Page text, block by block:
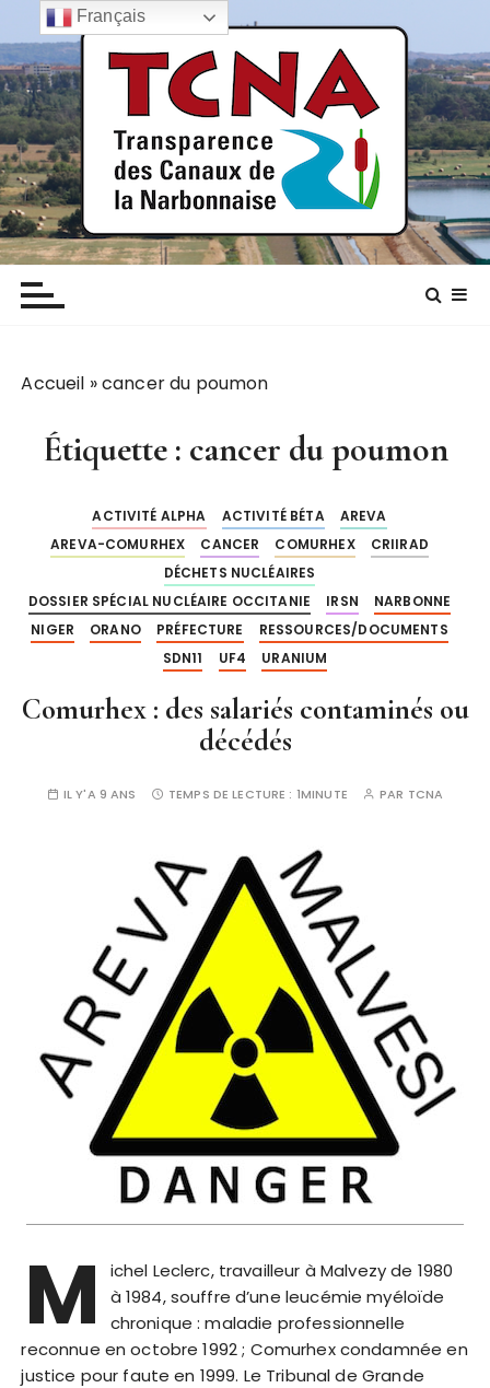
a
s
s
e
r
a
u
c
o TCNA NARBONNE
Transparence des canaux de la narbonnaise
Accueil »cancer du poumon
Étiquette : cancer du poumon
ACTIVITÉ ALPHA ACTIVITÉ BÉTA
AREVA
AREVA-COMURHEX
CANCER COMURHEX
CRIIRAD
DÉCHETS NUCLÉAIRES
DOSSIER SPÉCIAL NUCLÉAIRE OCCITANIE
IRSN
NARBONNE
NIGER
ORANO PRÉFECTURE
RESSOURCES/DOCUMENTS
SDN11
UF4 URANIUM
Comurhex : des salariés contaminés ou
décédés
IL Y'A 9 ANS TEMPS DE LECTURE : 1MINUTE PAR TCNA
M
ichel Leclerc, travailleur à Malvezy de 1980
à 1984, souffre d’une leucémie myéloïde
chronique : maladie professionnelle
reconnue en octobre 1992 ; Comurhex condamnée en
justice pour faute en 1999. Le Tribunal de Grande
Français